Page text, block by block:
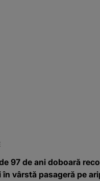
97 de ani doboară
în vârstă pasageră pe